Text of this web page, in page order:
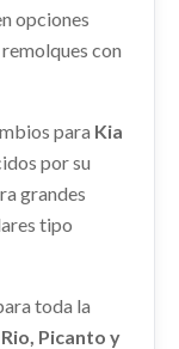
shopping_cart
usado.
opciones
con
para Kia
por su
grandes
tipo
toda la
Picanto y